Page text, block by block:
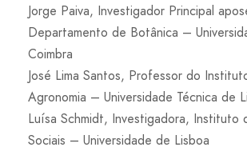
Jorge Paiva, Investigador Principal
Departamento de Botânica –
Coimbra
José Lima Santos, Professor do
Agronomia – Universidade Técnica de
Luísa Schmidt, Investigadora, Instituto
Sociais – Universidade de Lisboa